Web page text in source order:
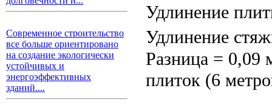
Современное строительство
все больше ориентировано
на создание экологически
устойчивых и
энергоэффективных
зданий....
Удлинение
Удлинение
Разница = 0,09
плиток (6